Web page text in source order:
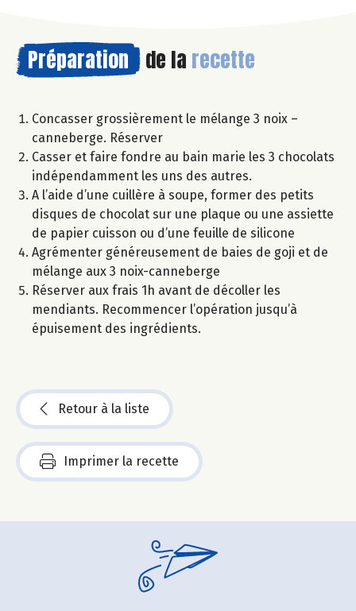
Préparation de la recette
Concasser grossièrement le mélange 3 noix –
canneberge. Réserver
Casser et faire fondre au bain marie les 3 chocolats
indépendamment les uns des autres.
A l’aide d’une cuillère à soupe, former des petits
disques de chocolat sur une plaque ou une assiette
de papier cuisson ou d’une feuille de silicone
Agrémenter généreusement de baies de goji et de
mélange aux 3 noix-canneberge
Réserver aux frais 1h avant de décoller les
mendiants. Recommencer l’opération jusqu’à
épuisement des ingrédients.
Retour à la liste
Imprimer la recette